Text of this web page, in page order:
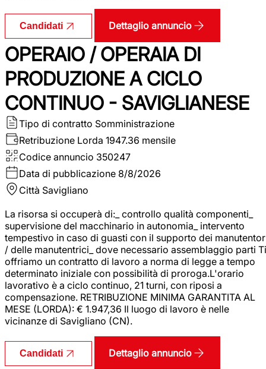
Candidati Dettaglio annuncio
OPERAIO / OPERAIA DI
PRODUZIONE A CICLO
CONTINUO - SAVIGLIANESE
Tipo di contratto Somministrazione
Retribuzione Lorda 1947.36 mensile
Codice annuncio 350247
Data di pubblicazione 8/8/2026
Città Savigliano
La risorsa si occuperà di:_ controllo qualità componenti_
supervisione del macchinario in autonomia_ intervento
tempestivo in caso di guasti con il supporto dei
/ delle manutentrici_ dove necessario assemblaggio parti Ti
offriamo un contratto di lavoro a norma di legge a tempo
determinato iniziale con possibilità di proroga.L'orario
lavorativo è a ciclo continuo, 21 turni, con riposi a
compensazione. RETRIBUZIONE MINIMA GARANTITA AL
MESE (LORDA): € 1.947,36 Il luogo di lavoro è nelle
vicinanze di Savigliano (CN).
Candidati Dettaglio annuncio